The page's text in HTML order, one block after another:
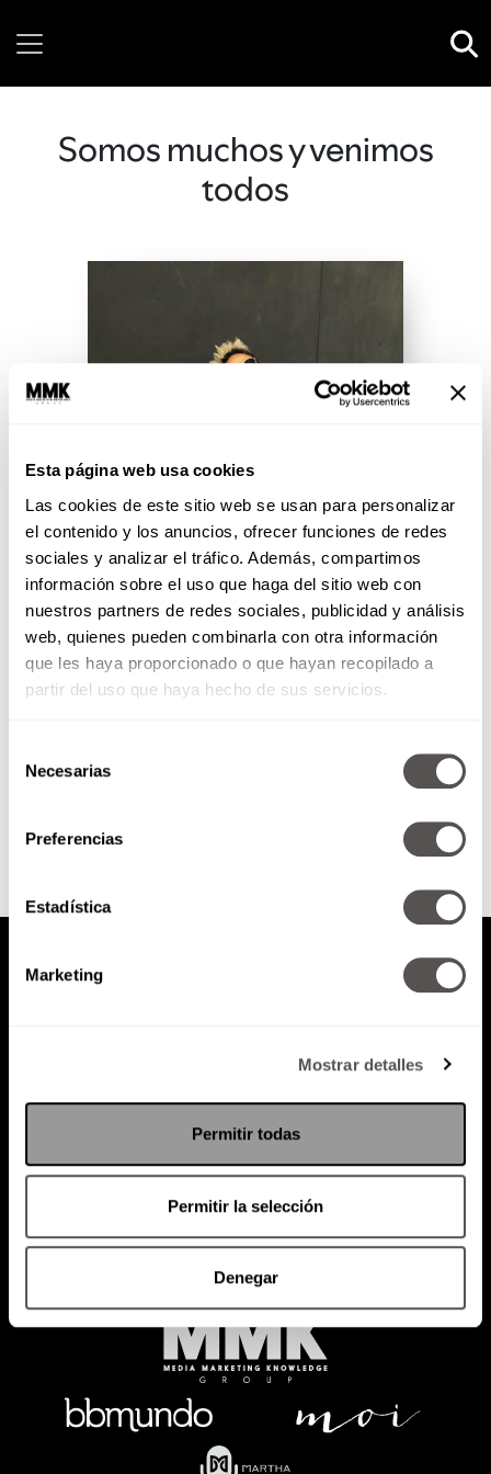
Esta página web usa cookies
Las cookies de este sitio web se usan para personalizar
el contenido y los anuncios, ofrecer funciones de redes
sociales y analizar el tráfico. Además, compartimos
información sobre el uso que haga del sitio web con
nuestros partners de redes sociales, publicidad y análisis
web, quienes pueden combinarla con otra información
que les haya proporcionado o que hayan recopilado a
partir del uso que haya hecho de sus servicios.
Necesarias
Preferencias
Estadística
Marketing
Mostrar detalles
Permitir todas
Permitir la selección
Denegar
Somos muchos y venimos
todos
Miércoles de siempre en
Domingo: Kalimba
Después de 4 años de ausencia
nos viene a contar todo sobre su
Nuevo disco, que sale en octubre,
Política de Privacidad
RADIO MARTHA